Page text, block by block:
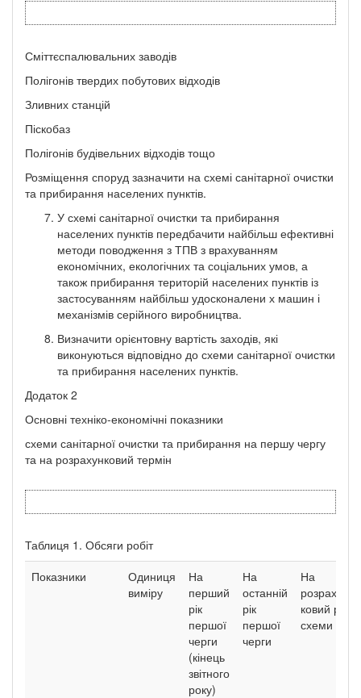
Сміттєспалювальних заводів
Полігонів твердих побутових відходів
Зливних станцій
Піскобаз
Полігонів будівельних відходів тощо
Розміщення споруд зазначити на схемі санітарної очистки
та прибирання населених пунктів.
У схемі санітарної очистки та прибирання
населених пунктів передбачити найбільш ефективні
методи поводження з ТПВ з врахуванням
економічних, екологічних та соціальних умов, а
також прибирання територій населених пунктів із
застосуванням найбільш удосконалени х машин і
механізмів серійного виробництва.
Визначити орієнтовну вартість заходів, які
виконуються відповідно до схеми санітарної очистки
та прибирання населених пунктів.
Додаток 2
Основні техніко-економічні показники
схеми санітарної очистки та прибирання на першу чергу
та на розрахунковий термін
Таблиця 1. Обсяги робіт
Показники
Одиниця
виміру
На
перший
рік
першої
черги
(кінець
звітного
року)
На
останній
рік
першої
черги
На
розрахун-
ковий рік
схеми